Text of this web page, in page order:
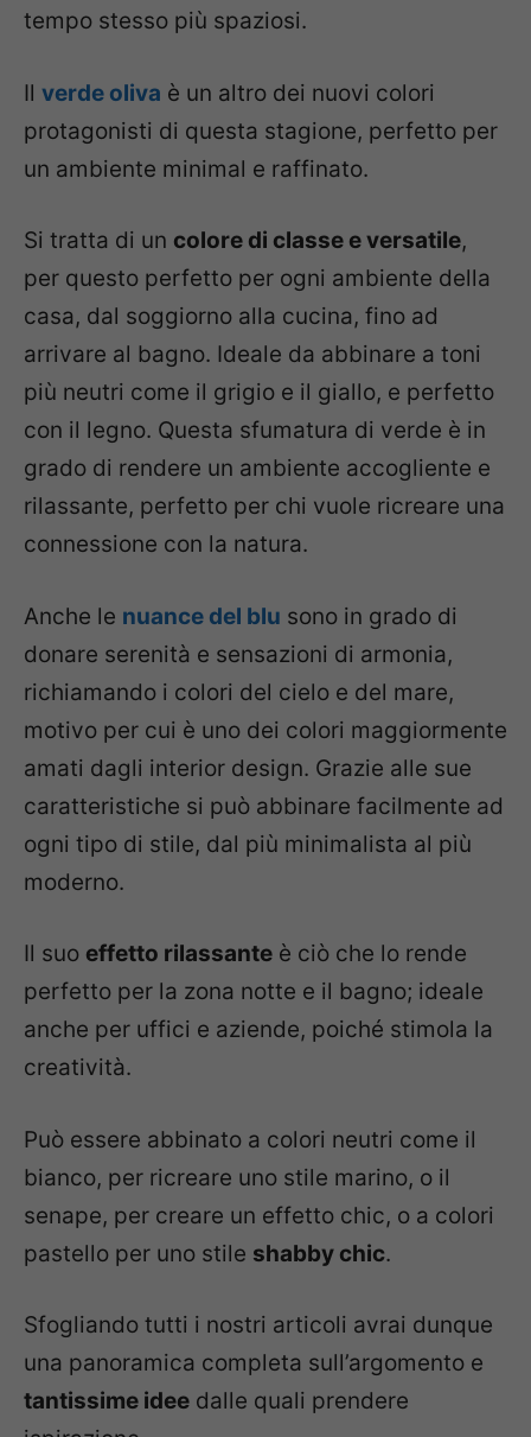
tempo stesso più spaziosi.
Il verde oliva è un altro dei nuovi colori
protagonisti di questa stagione, perfetto per
un ambiente minimal e raffinato.
Si tratta di un colore di classe e versatile,
per questo perfetto per ogni ambiente della
casa, dal soggiorno alla cucina, fino ad
arrivare al bagno. Ideale da abbinare a toni
più neutri come il grigio e il giallo, e perfetto
con il legno. Questa sfumatura di verde è in
grado di rendere un ambiente accogliente e
rilassante, perfetto per chi vuole ricreare una
connessione con la natura.
Anche le nuance del blu sono in grado di
donare serenità e sensazioni di armonia,
richiamando i colori del cielo e del mare,
motivo per cui è uno dei colori maggiormente
amati dagli interior design. Grazie alle sue
caratteristiche si può abbinare facilmente ad
ogni tipo di stile, dal più minimalista al più
moderno.
Il suo effetto rilassante è ciò che lo rende
perfetto per la zona notte e il bagno; ideale
anche per uffici e aziende, poiché stimola la
creatività.
Può essere abbinato a colori neutri come il
bianco, per ricreare uno stile marino, o il
senape, per creare un effetto chic, o a colori
pastello per uno stile shabby chic.
Sfogliando tutti i nostri articoli avrai dunque
una panoramica completa sull’argomento e
tantissime idee dalle quali prendere